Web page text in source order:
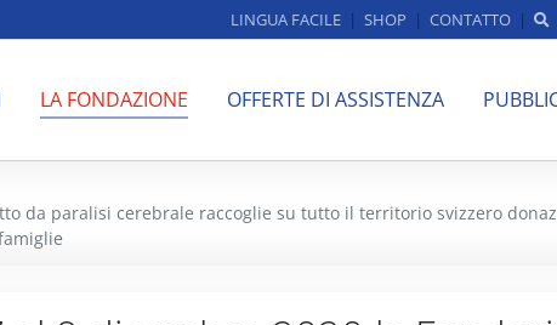
LINGUA FACILE SHOP CONTATTO
LA FONDAZIONE OFFERTE DI ASSISTENZA
da paralisi cerebrale raccoglie su tutto il territorio svizzero